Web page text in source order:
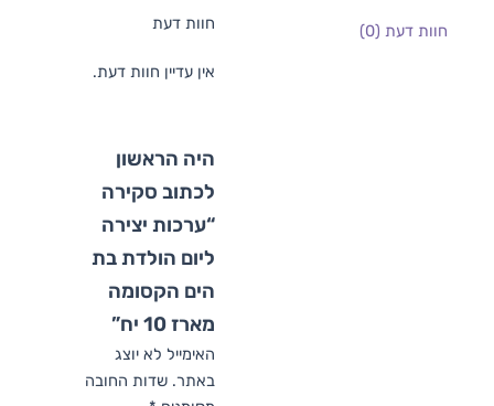
חוות דעת (0) חוות דעת
אין עדיין חוות דעת.
היה הראשון
לכתוב סקירה
“ערכות יצירה
ליום הולדת בת
הים הקסומה
מארז 10 יח”
האימייל לא יוצג
באתר. שדות החובה